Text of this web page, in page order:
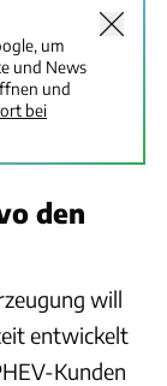
um
und News
und
bei
den
will
entwickelt
Kunden